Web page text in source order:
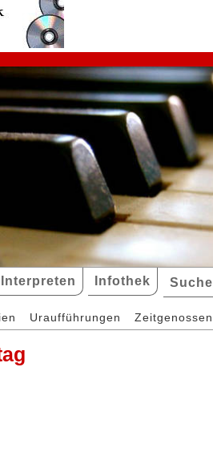
Interpreten Infothek Suche
Uraufführungen Zeitgenossen